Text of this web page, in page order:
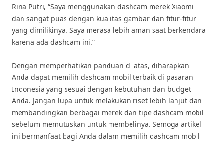
Rina Putri, “Saya menggunakan dashcam merek Xiaomi
dan sangat puas dengan kualitas gambar dan fitur-fitur
yang dimilikinya. Saya merasa lebih aman saat berkendara
karena ada dashcam ini.”
Dengan memperhatikan panduan di atas, diharapkan
Anda dapat memilih dashcam mobil terbaik di pasaran
Indonesia yang sesuai dengan kebutuhan dan budget
Anda. Jangan lupa untuk melakukan riset lebih lanjut dan
membandingkan berbagai merek dan tipe dashcam mobil
sebelum memutuskan untuk membelinya. Semoga artikel
ini bermanfaat bagi Anda dalam memilih dashcam mobil